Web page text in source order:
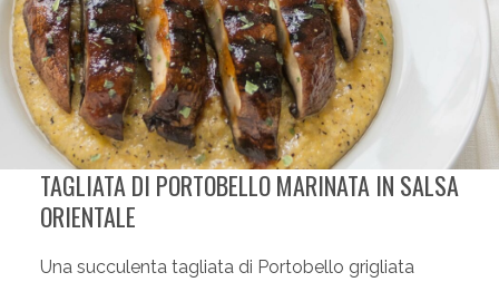
TAGLIATA DI PORTOBELLO MARINATA IN SALSA
ORIENTALE
Una succulenta tagliata di Portobello grigliata